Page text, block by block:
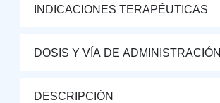
INDICACIONES TERAPÉUTICAS
DOSIS Y VÍA DE ADMINISTRACIÓN
DESCRIPCIÓN